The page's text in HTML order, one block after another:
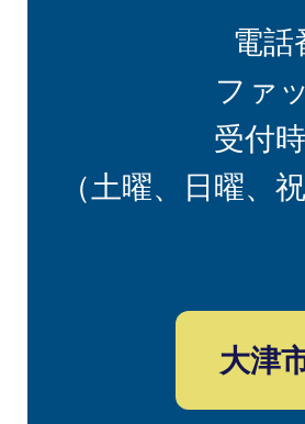
電話
ファ
受付
（土曜、日曜、
大津